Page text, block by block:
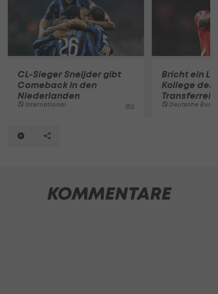
CL-Sieger Sneijder gibt
Comeback in den
Niederlanden
International 3
Bricht ein
Kollege den
Deutsche
KOMMENTARE